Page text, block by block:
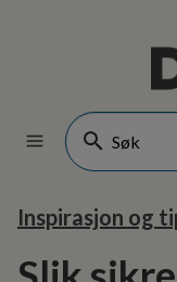
Inspirasjon og